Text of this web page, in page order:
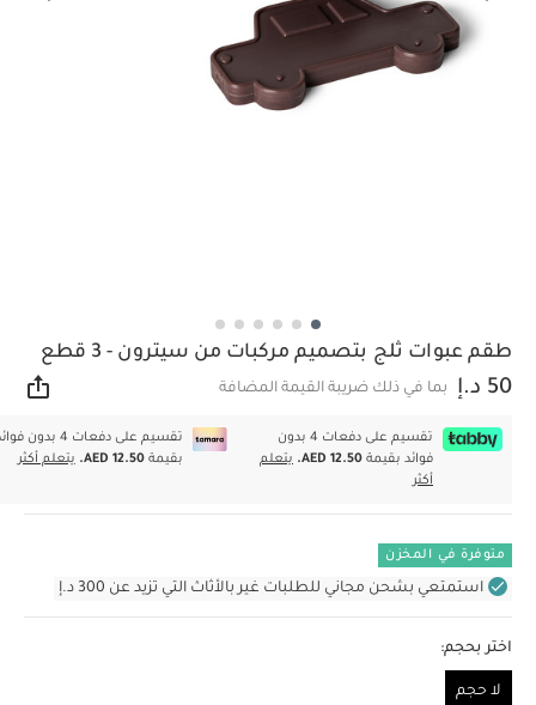
طقم عبوات ثلج بتصميم مركبات من سيترون - 3 قطع
50 د.إ بما في ذلك ضريبة القيمة المضافة
تقسيم على دفعات 4 بدون
فوائد بقيمة AED 12.50.
يتعلم
أكثر
تقسيم على دفعات 4 بدون
بقيمةAED 12.50. يتعلم أكثر
متوفرة في المخزن
استمتعي بشحن مجاني للطلبات غير بالأثاث التي تزيد عن 300 د.إ
اختر بحجم:
لا حجم